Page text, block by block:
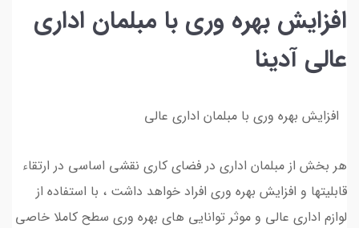
افزایش بهره وری با مبلمان اداری
عالی آدینا
افزایش بهره وری با مبلمان اداری عالی
هر بخش از مبلمان اداری در فضای کاری نقشی اساسی در ارتقاء
قابلیتها و افزایش بهره وری افراد خواهد داشت ، با استفاده از
لوازم اداری عالی و موثر توانایی های بهره وری سطح کاملا خاصی